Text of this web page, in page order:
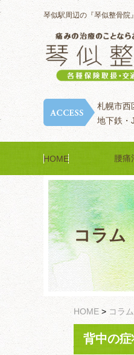
琴似駅周辺の『琴似整骨院
札幌市西
地下鉄・
HOME 腰痛
コラム
HOME > コラム
背中の症